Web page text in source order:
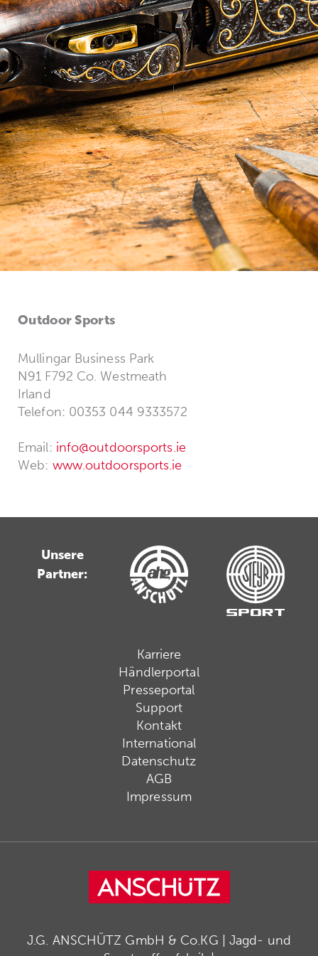
Outdoor Sports
Mullingar Business Park
N91 F792 Co. Westmeath
Irland
Telefon: 00353 044 9333572
Email: info@outdoorsports.ie
Web: www.outdoorsports.ie
Unsere
Partner:
Karriere
Händlerportal
Presseportal
Support
Kontakt
International
Datenschutz
AGB
Impressum
J.G. ANSCHÜTZ GmbH & Co.KG | Jagd- und